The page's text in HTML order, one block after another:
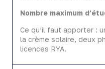
Nombre maximum
Ce qu’il faut apporter :
la crème solaire, deux
licences RYA.